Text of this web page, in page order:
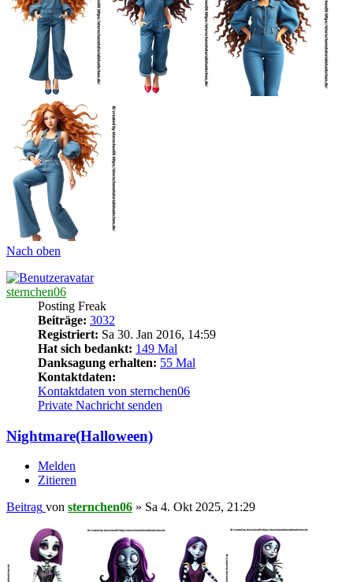
Nach oben
sternchen06
Posting Freak
Beiträge: 3032
Registriert: Sa 30. Jan 2016, 14:59
Hat sich bedankt: 149 Mal
Danksagung erhalten: 55 Mal
Kontaktdaten:
Kontaktdaten von sternchen06
Private Nachricht senden
Nightmare(Halloween)
Melden
Zitieren
Beitrag von sternchen06 » Sa 4. Okt 2025, 21:29